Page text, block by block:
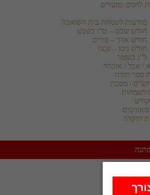
לחגים ומועדים
מודעות לשמחת בית השואבה
חודש שבט – ט”ו בשבט
חודש אדר – פורים
חודש ניסן – פסח
ל”ג בעומר
/ אבל / אזכרה
ספר תורה
הש”ס / מסכת
לשמחות
הוקרה